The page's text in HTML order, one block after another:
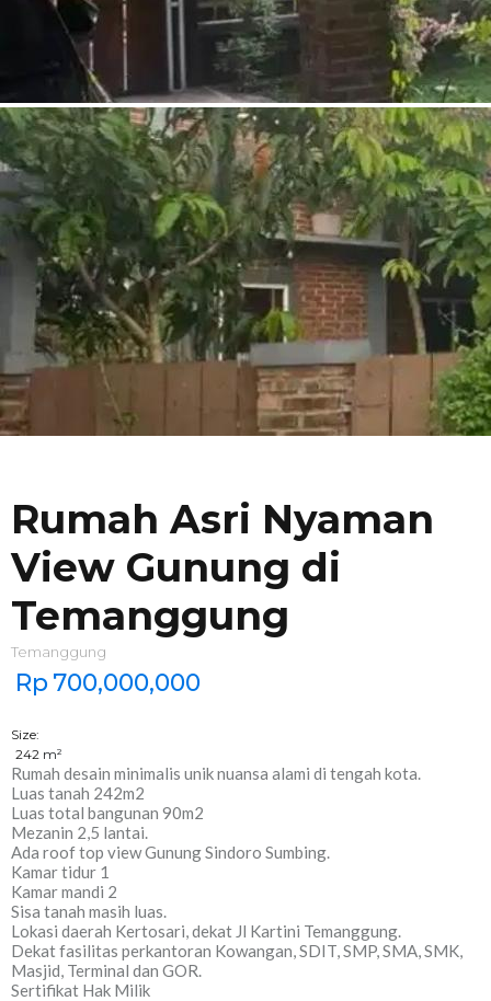
Rumah Asri Nyaman
View Gunung di
Temanggung
Temanggung
Rp 700,000,000
Size:
242 m²
Rumah desain minimalis unik nuansa alami di tengah kota.
Luas tanah 242m2
Luas total bangunan 90m2
Mezanin 2,5 lantai.
Ada roof top view Gunung Sindoro Sumbing.
Kamar tidur 1
Kamar mandi 2
Sisa tanah masih luas.
Lokasi daerah Kertosari, dekat Jl Kartini Temanggung.
Dekat fasilitas perkantoran Kowangan, SDIT, SMP, SMA, SMK,
Masjid, Terminal dan GOR.
Sertifikat Hak Milik